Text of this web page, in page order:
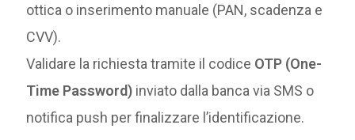
ottica o inserimento manuale (PAN, scadenza e
CVV).
Validare la richiesta tramite il codice OTP (One-
Time Password) inviato dalla banca via SMS o
notifica push per finalizzare l’identificazione.